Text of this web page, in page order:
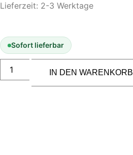
Lieferzeit: 2-3 Werktage
Sofort lieferbar
IN DEN WARENKORB